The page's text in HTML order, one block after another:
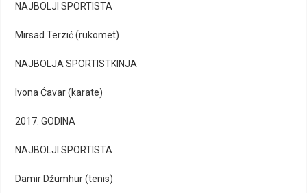
NAJBOLJI SPORTISTA
Mirsad Terzić (rukomet)
NAJBOLJA SPORTISTKINJA
Ivona Ćavar (karate)
2017. GODINA
NAJBOLJI SPORTISTA
Damir Džumhur (tenis)